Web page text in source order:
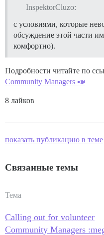
InspektorCluzo:
с условиями, которые
обсуждение этой части
комфортно).
Подробности читайте по
Community Managers 📣
8 лайков
показать публикацию в теме
Связанные темы
Тема
Calling out for volunteer
Community Managers